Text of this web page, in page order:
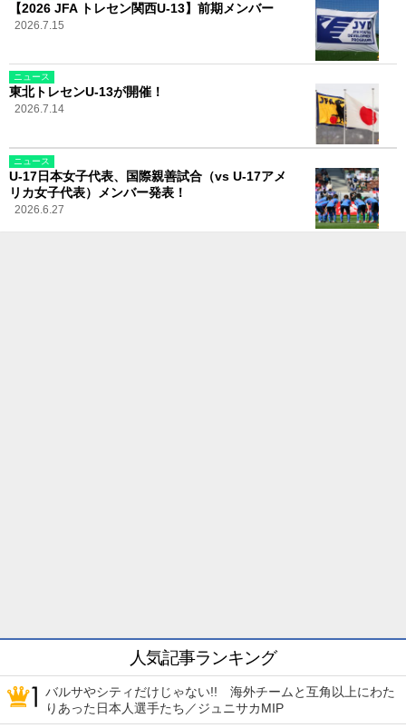
【2026 JFA トレセン関西U-13】前期メンバー
2026.7.15
ニュース
東北トレセンU-13が開催！
2026.7.14
ニュース
U-17日本女子代表、国際親善試合（vs U-17アメ
リカ女子代表）メンバー発表！
2026.6.27
人気記事ランキング
バルサやシティだけじゃない!! 海外チームと互角以上にわた
りあった日本人選手たち／ジュニサカMIP